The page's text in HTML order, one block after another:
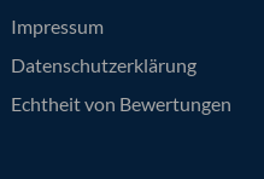
Impressum
Datenschutzerklärung
Echtheit von Bewertungen